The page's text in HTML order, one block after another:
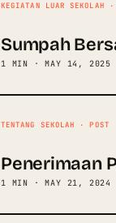
KEGIATAN LUAR SEKOLAH ·
Sumpah
1 MIN · MAY 14, 2025
TENTANG SEKOLAH · POST
Penerimaan
1 MIN · MAY 21, 2024